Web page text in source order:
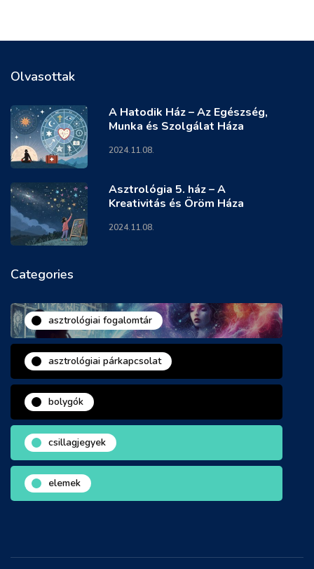
Olvasottak
A Hatodik Ház – Az Egészség,
Munka és Szolgálat Háza
2024.11.08.
Asztrológia 5. ház – A
Kreativitás és Öröm Háza
2024.11.08.
Categories
asztrológiai fogalomtár
asztrológiai párkapcsolat
bolygók
csillagjegyek
elemek